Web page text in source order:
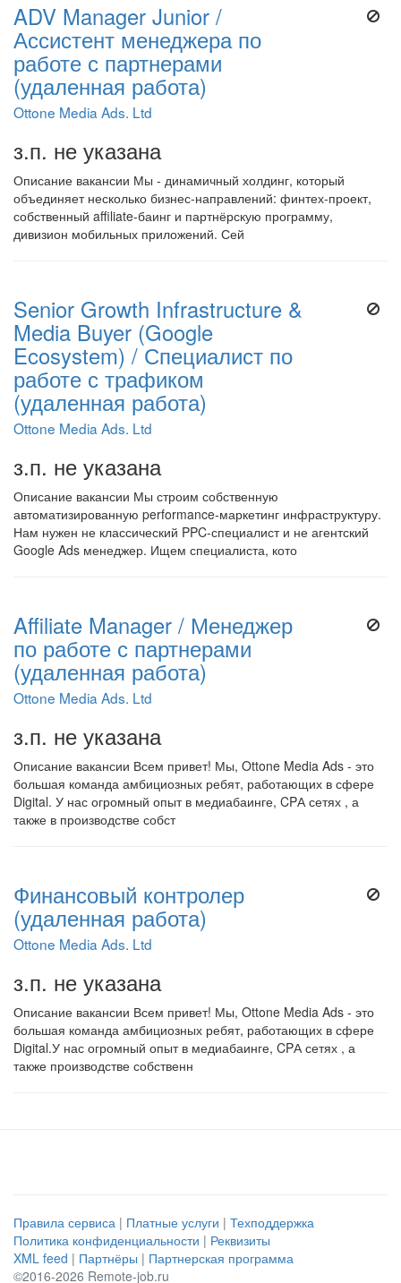
ADV Manager Junior /
Ассистент менеджера по
работе с партнерами
(удаленная работа)
Ottone Media Ads. Ltd
з.п. не указана
Описание вакансии Мы - динамичный холдинг, который
объединяет несколько бизнес-направлений: финтех-проект,
собственный affiliate-баинг и партнёрскую программу,
дивизион мобильных приложений. Сей
Senior Growth Infrastructure &
Media Buyer (Google
Ecosystem) / Специалист по
работе с трафиком
(удаленная работа)
Ottone Media Ads. Ltd
з.п. не указана
Описание вакансии Мы строим собственную
автоматизированную performance-маркетинг инфраструктуру.
Нам нужен не классический PPC-специалист и не агентский
Google Ads менеджер. Ищем специалиста, кото
Affiliate Manager / Менеджер
по работе с партнерами
(удаленная работа)
Ottone Media Ads. Ltd
з.п. не указана
Описание вакансии Всем привет! Мы, Ottone Media Ads - это
большая команда амбициозных ребят, работающих в сфере
Digital. У нас огромный опыт в медиабаинге, CPА сетях , а
также в производстве собст
Финансовый контролер
(удаленная работа)
Ottone Media Ads. Ltd
з.п. не указана
Описание вакансии Всем привет! Мы, Ottone Media Ads - это
большая команда амбициозных ребят, работающих в сфере
Digital.У нас огромный опыт в медиабаинге, CPА сетях , а
также производстве собственн
Правила сервиса | Платные услуги | Техподдержка
Политика конфиденциальности | Реквизиты
XML feed | Партнёры | Партнерская программа
©2016-2026 Remote-job.ru